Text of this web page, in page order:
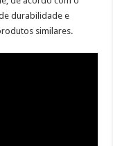
durabilidade e
similares.